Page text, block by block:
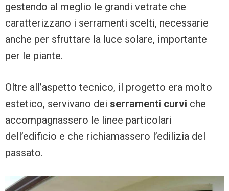
gestendo al meglio le grandi vetrate che
caratterizzano i serramenti scelti, necessarie
anche per sfruttare la luce solare, importante
per le piante.
Oltre all’aspetto tecnico, il progetto era molto
estetico, servivano dei serramenti curvi che
accompagnassero le linee particolari
dell’edificio e che richiamassero l’edilizia del
passato.